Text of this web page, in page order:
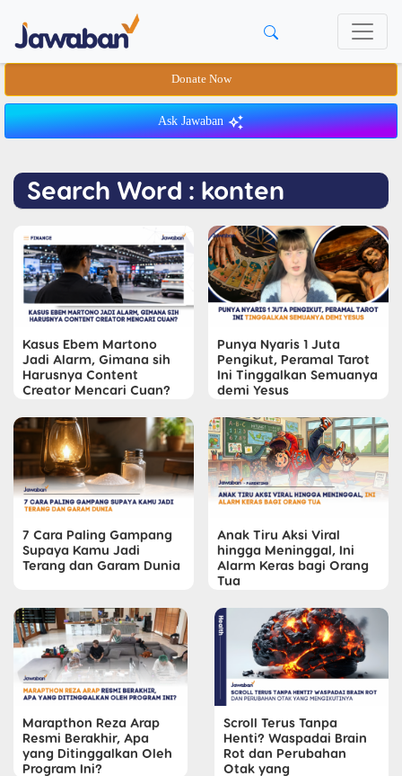
Donate Now
Ask Jawaban
Search Word : konten
Kasus Ebem Martono
Jadi Alarm, Gimana sih
Harusnya Content
Creator Mencari Cuan?
Punya Nyaris 1 Juta
Pengikut, Peramal Tarot
Ini Tinggalkan Semuanya
demi Yesus
7 Cara Paling Gampang
Supaya Kamu Jadi
Terang dan Garam Dunia
Anak Tiru Aksi Viral
hingga Meninggal, Ini
Alarm Keras bagi Orang
Tua
Marapthon Reza Arap
Resmi Berakhir, Apa
yang Ditinggalkan Oleh
Program Ini?
Scroll Terus Tanpa
Henti? Waspadai Brain
Rot dan Perubahan
Otak yang